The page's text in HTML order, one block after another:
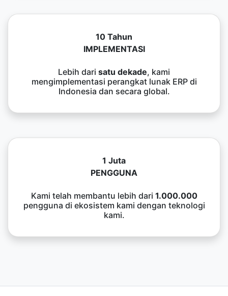
10 Tahun
IMPLEMENTASI
Lebih dari satu dekade, kami
mengimplementasi perangkat lunak ERP di
Indonesia dan secara global.
1 Juta
PENGGUNA
Kami telah membantu lebih dari 1.000.000
pengguna di ekosistem kami dengan teknologi
kami.